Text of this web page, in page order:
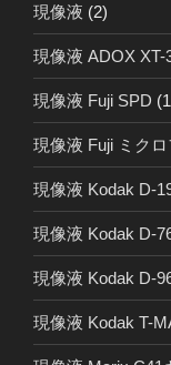
現像液 (2)
現像液 ADOX XT-
現像液 Fuji SPD
現像液 Fuji ミク
現像液 Kodak D-
現像液 Kodak D-
現像液 Kodak D-
現像液 Kodak T-